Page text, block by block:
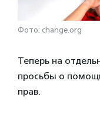
Фото: change.org
Теперь на
просьбы о
прав.